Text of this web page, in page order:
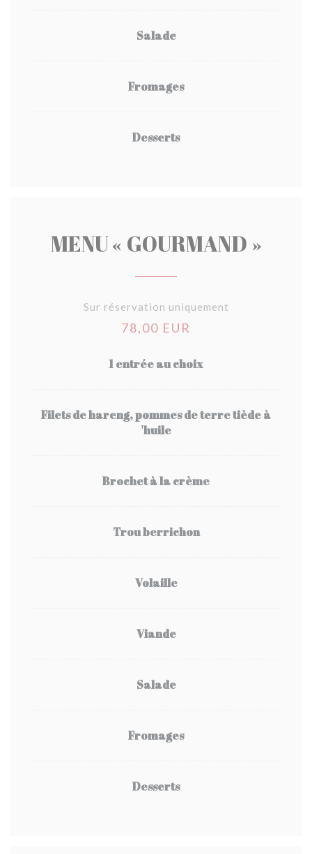
Salade
Fromages
Desserts
MENU « GOURMAND »
Sur réservation uniquement
78,00 EUR
1 entrée au choix
Filets de hareng, pommes de terre tiède à
'huile
Brochet à la crème
Trou berrichon
Volaille
Viande
Salade
Fromages
Desserts